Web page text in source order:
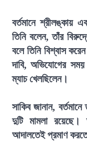
বর্তমানে শ্রীলঙ্কায়
তিনি বলেন, তাঁর
বলে তিনি বিশ্বাস
দাবি, অভিযোগের সময়
ম্যাচ খেলছিলেন।
সাকিব জানান,
দুটি মামলা রয়েছে।
আদালতেই প্রমাণ